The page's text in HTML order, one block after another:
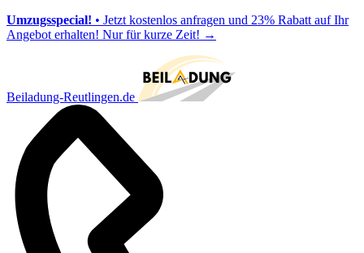
Umzugsspecial! • Jetzt kostenlos anfragen und 23% Rabatt auf Ihr
Angebot erhalten! Nur für kurze Zeit! →
Beiladung-Reutlingen.de